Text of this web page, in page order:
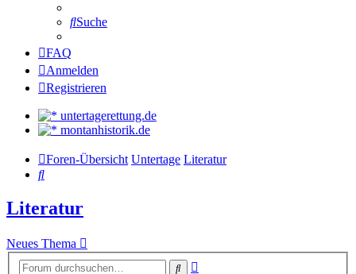
Suche
FAQ
Anmelden
Registrieren
untertagerettung.de
montanhistorik.de
Foren-Übersicht Untertage Literatur
Suche
Literatur
Neues Thema
Suche